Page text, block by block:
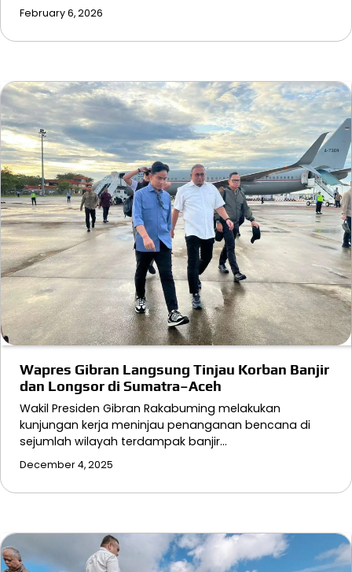
February 6, 2026
Wapres Gibran Langsung Tinjau Korban Banjir
dan Longsor di Sumatra–Aceh
Wakil Presiden Gibran Rakabuming melakukan
kunjungan kerja meninjau penanganan bencana di
sejumlah wilayah terdampak banjir…
December 4, 2025